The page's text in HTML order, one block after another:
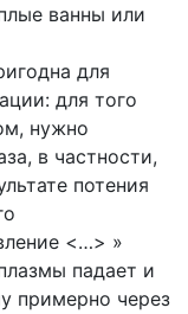
ванны или
для
для того
нужно
в частности,
потения
<…> »
падает и
примерно через